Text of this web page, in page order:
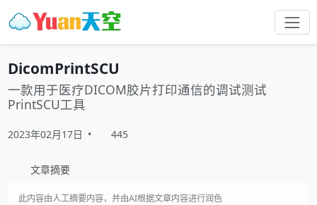
DicomPrintSCU
一款用于医疗DICOM胶片打印通信的调试测试
PrintSCU工具
2023年02月17日 • 445
文章摘要
此内容由人工摘要内容，并由AI根据文章内容进行润色